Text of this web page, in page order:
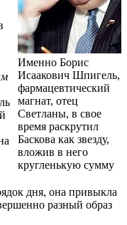
Именно Борис
Исаакович Шпигель,
фармацевтический
магнат, отец
Светланы, в свое
время раскрутил
Баскова как звезду,
вложив в него
кругленькую сумму
дня, она привыкла
разный образ